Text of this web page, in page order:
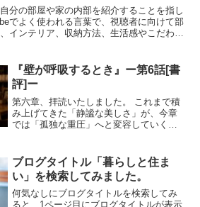
分の部屋や家の内部を紹介することを指し
でよく使われる言葉で、視聴者に向けて部
インテリア、収納方法、生活感やこだわり
『壁が呼吸するとき』ー第6話[書
評]ー
第六章、拝読いたしました。 これまで積
み上げてきた「静謐な美しさ」が、今章
では「孤独な重圧」へと変容していく過
に、胸が締め付けられるような切なさを
感じました。
ブログタイトル「暮らしと住ま
い」を検索してみました。
何気なしにブログタイトルを検索してみ
ると、1ページ目にブログタイトルが表示